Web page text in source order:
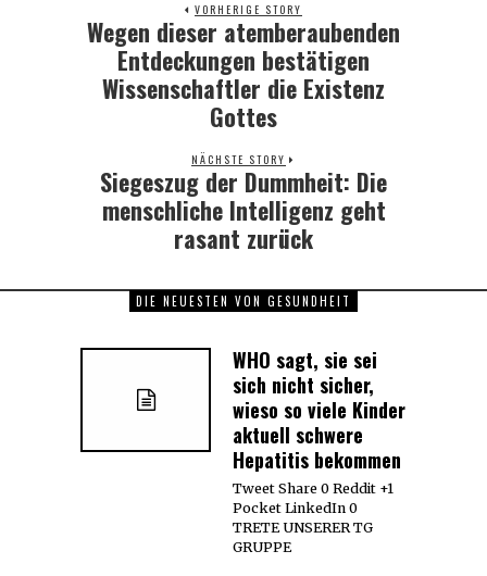
VORHERIGE STORY
Previous
post:
Wegen dieser atemberaubenden
Entdeckungen bestätigen
Wissenschaftler die Existenz
Gottes
NÄCHSTE STORY
Next
post:
Siegeszug der Dummheit: Die
menschliche Intelligenz geht
rasant zurück
DIE NEUESTEN VON GESUNDHEIT
WHO sagt, sie sei
sich nicht sicher,
wieso so viele Kinder
aktuell schwere
Hepatitis bekommen
Tweet Share 0 Reddit +1
Pocket LinkedIn 0
TRETE UNSERER TG
GRUPPE